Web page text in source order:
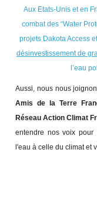
Aux Etats-Unis et en
combat des “Water
projets Dakota Access
désinvestissement de
l’eau
Aussi, nous nous
Amis de la Terre
Réseau Action Climat
entendre nos voix
l'eau à celle du climat et